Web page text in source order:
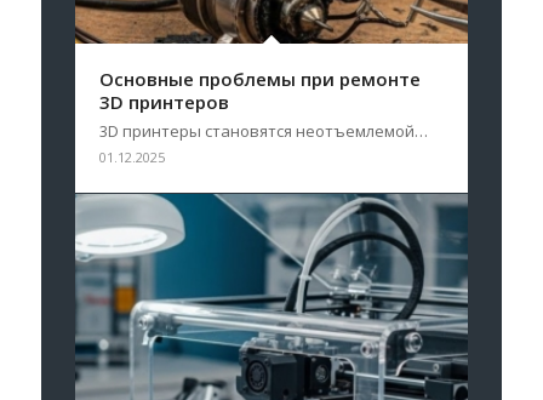
Основные проблемы при ремонте
3D принтеров
3D принтеры становятся неотъемлемой…
01.12.2025